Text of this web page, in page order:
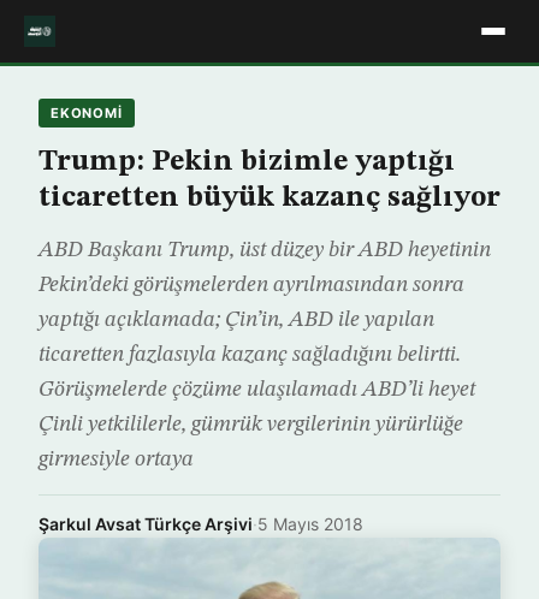
EKONOMİ
Trump: Pekin bizimle yaptığı
ticaretten büyük kazanç sağlıyor
ABD Başkanı Trump, üst düzey bir ABD heyetinin
Pekin’deki görüşmelerden ayrılmasından sonra
yaptığı açıklamada; Çin’in, ABD ile yapılan
ticaretten fazlasıyla kazanç sağladığını belirtti.
Görüşmelerde çözüme ulaşılamadı ABD’li heyet
Çinli yetkililerle, gümrük vergilerinin yürürlüğe
girmesiyle ortaya
Şarkul Avsat Türkçe Arşivi·5 Mayıs 2018